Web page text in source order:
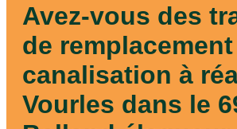
Avez-vous des
de
canalisation à
Vourles dans le